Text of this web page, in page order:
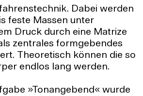
Dabei werden
feste Massen unter
Druck durch eine Matrize
zentrales formgebendes
Theoretisch können die so
endlos lang werden.
»Tonangebend« wurde